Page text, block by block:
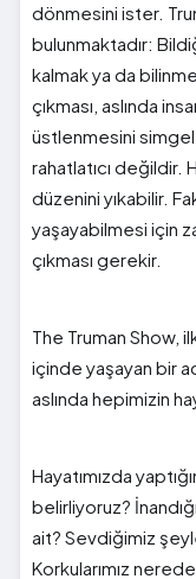
dönmesini ister.
bulunmaktadır:
kalmak ya da
çıkması, aslında
üstlenmesini
rahatlatıcı değildir.
düzenini yıkabilir.
yaşayabilmesi için
çıkması gerekir.
The Truman Show,
içinde yaşayan bir
aslında hepimizin
Hayatımızda
belirliyoruz?
ait? Sevdiğimiz
Korkularımız